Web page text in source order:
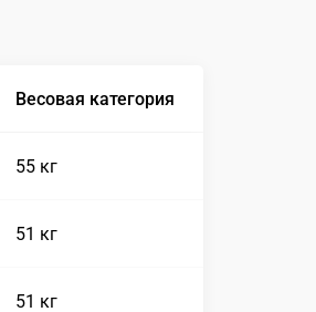
Весовая категория
55 кг
51 кг
51 кг